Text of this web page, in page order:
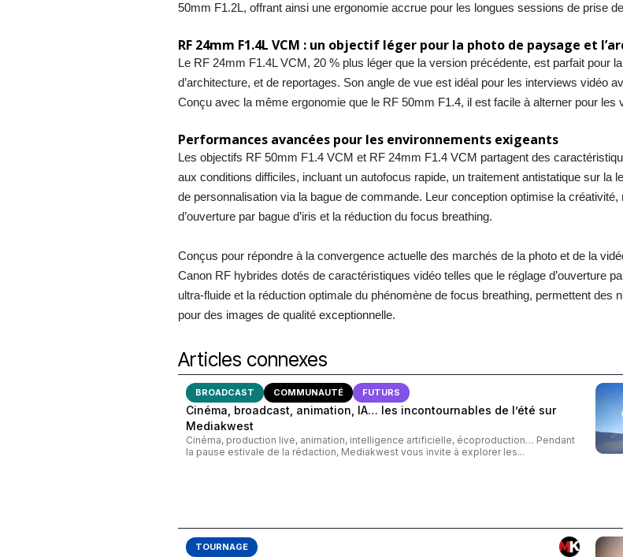
50mm F1.2L, offrant ainsi une ergonomie accrue pour les longues sessions de prise
RF 24mm F1.4L VCM : un objectif léger pour la photo de paysage et
Le RF 24mm F1.4L VCM, 20 % plus léger que la version précédente, est parfait pour
d’architecture, et de reportages. Son angle de vue est idéal pour les interviews vidéo
Conçu avec la même ergonomie que le RF 50mm F1.4, il est facile à alterner pour les
Performances avancées pour les environnements exigeants
Les objectifs RF 50mm F1.4 VCM et RF 24mm F1.4 VCM partagent des
aux conditions difficiles, incluant un autofocus rapide, un traitement antistatique sur la
de personnalisation via la bague de commande. Leur conception optimise la
d’ouverture par bague d’iris et la réduction du focus breathing.
Conçus pour répondre à la convergence actuelle des marchés de la photo et de la
Canon RF hybrides dotés de caractéristiques vidéo telles que le réglage d’ouverture
ultra-fluide et la réduction optimale du phénomène de focus breathing, permettent des
pour des images de qualité exceptionnelle.
Articles connexes
BROADCAST COMMUNAUTÉ FUTURS
Cinéma, broadcast, animation, IA… les incontournables de l’été sur
Mediakwest
Cinéma, production live, animation, intelligence artificielle, écoproduction… Pendant
la pause estivale de la rédaction, Mediakwest vous invite à explorer les...
TOURNAGE